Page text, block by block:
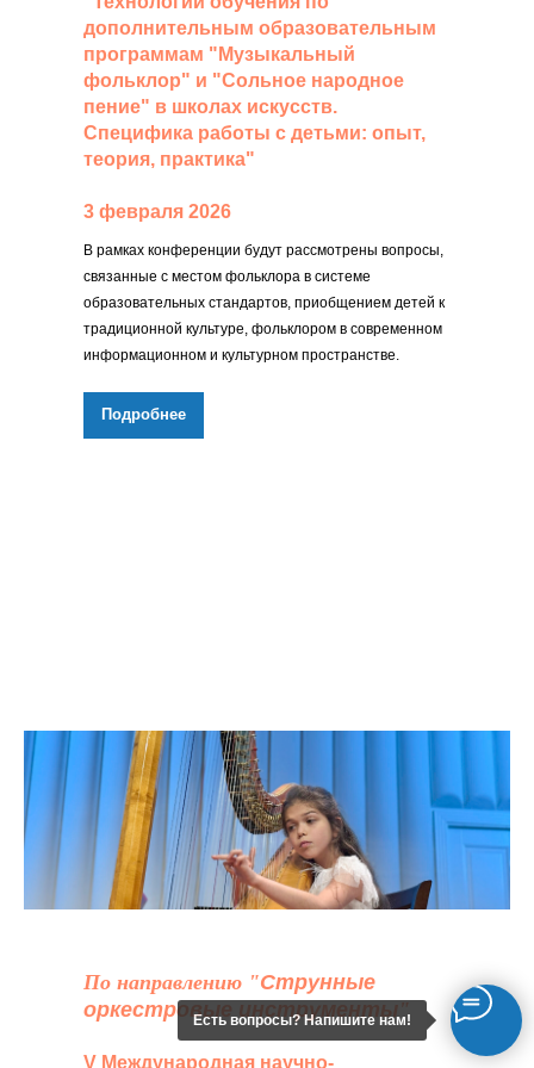
дополнительным образовательным
программам "Музыкальный
фольклор" и "Сольное народное
пение" в школах искусств.
Специфика работы с детьми: опыт,
теория, практика"
3 февраля 2026
В рамках конференции будут рассмотрены вопросы,
связанные с местом фольклора в системе
образовательных стандартов, приобщением детей к
традиционной культуре, фольклором в современном
информационном и культурном пространстве.
Подробнее
По направлению "Струнные
оркестровые инструменты "
V Международная научно-
Есть вопросы? Напишите нам!